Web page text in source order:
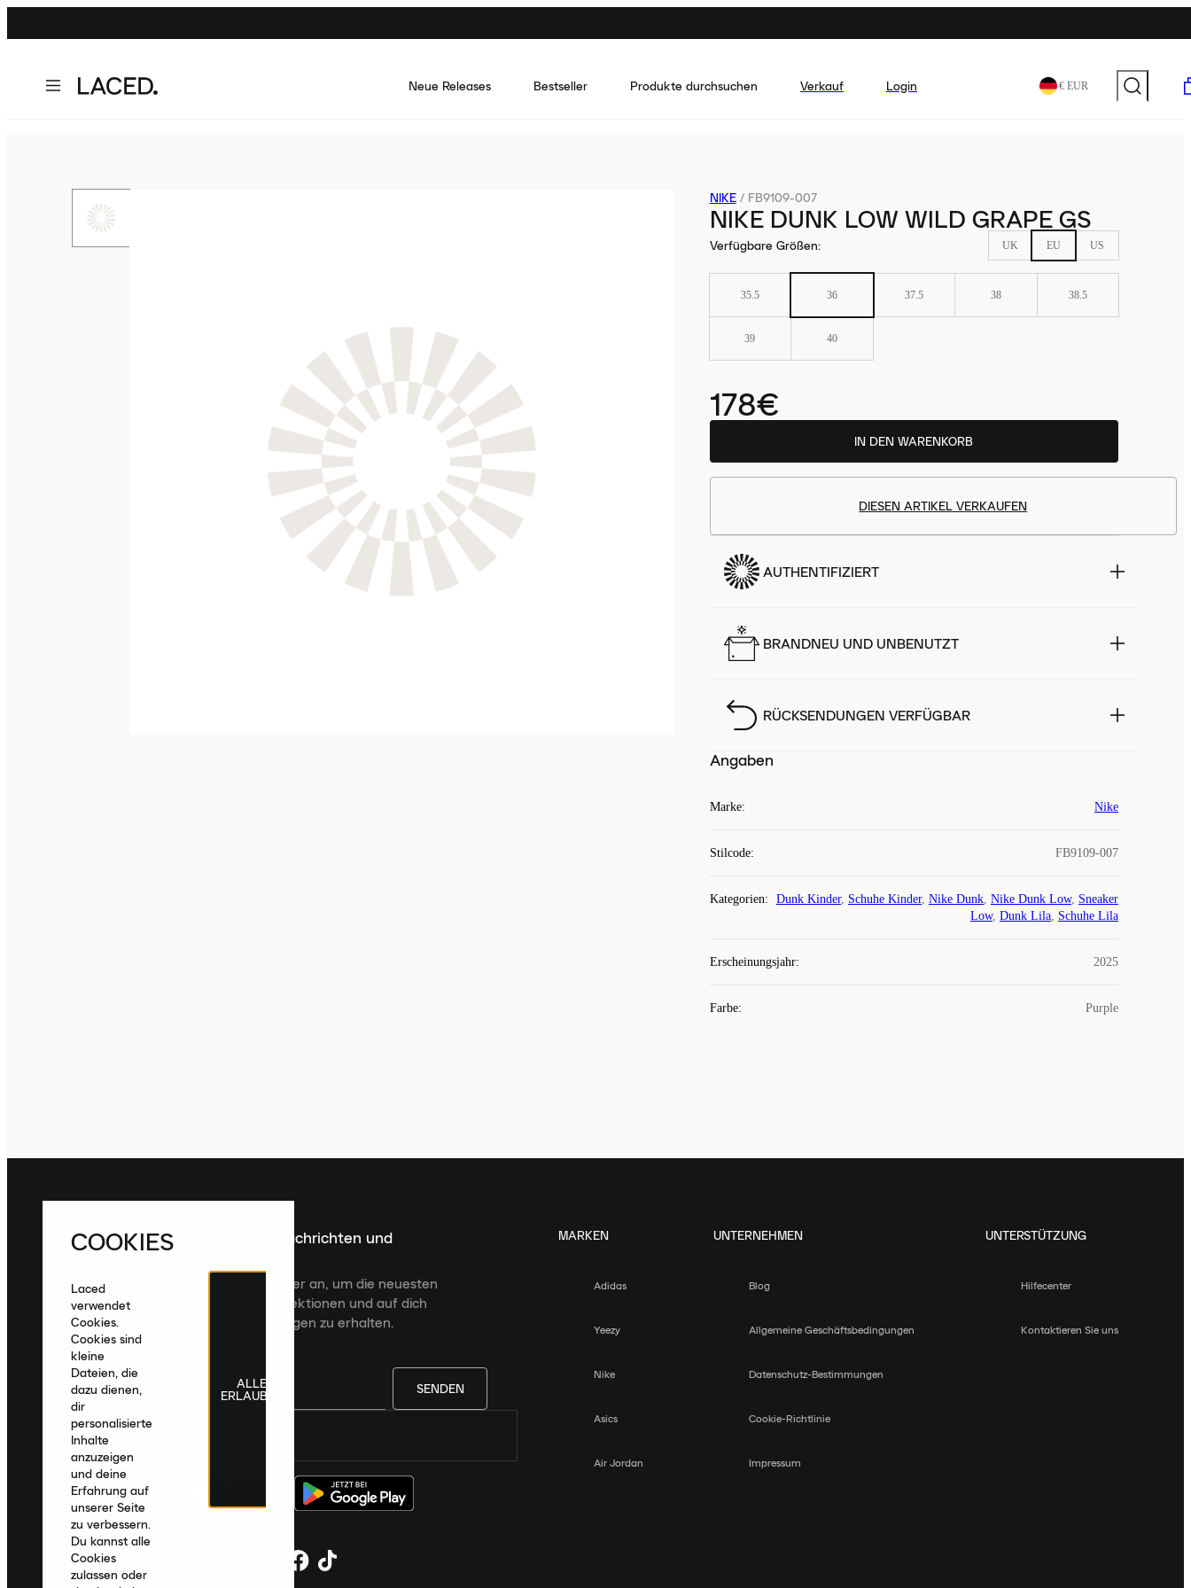
Neue Releases Bestseller Produkte durchsuchen Verkauf Login € EUR
NIKE / FB9109-007
NIKE DUNK LOW WILD GRAPE GS
Verfügbare Größen: UK EU US
35.5 36 37.5 38 38.5
39 40
178€
IN DEN WARENKORB
DIESEN ARTIKEL VERKAUFEN
AUTHENTIFIZIERT
BRANDNEU UND UNBENUTZT
RÜCKSENDUNGEN VERFÜGBAR
Angaben
Marke: Nike
Stilcode: FB9109-007
Kategorien: Dunk Kinder, Schuhe Kinder, Nike Dunk, Nike Dunk Low, Sneaker
Low, Dunk Lila, Schuhe Lila
Erscheinungsjahr: 2025
Farbe: Purple
Melde dich für die neuesten Nachrichten und
Veröffentlichungen an
Melde dich für den Laced Newsletter an, um die neuesten
Veröffentlichungen, kuratierte Kollektionen und auf dich
zugeschnittene Produktempfehlungen zu erhalten.
SENDEN
MARKEN
Adidas
Yeezy
Nike
Asics
Air Jordan
UNTERNEHMEN
Blog
Allgemeine Geschäftsbedingungen
Datenschutz-Bestimmungen
Cookie-Richtlinie
Impressum
UNTERSTÜTZUNG
Hilfecenter
Kontaktieren Sie uns
COOKIES
Laced
verwendet
Cookies.
Cookies sind
kleine
Dateien, die
dazu dienen,
dir
personalisierte
Inhalte
anzuzeigen
und deine
Erfahrung auf
unserer Seite
zu verbessern.
Du kannst alle
Cookies
zulassen oder
ALLE
ERLAUBEN